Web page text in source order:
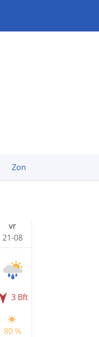
Zon
vr
21-08
3 Bft
80 %